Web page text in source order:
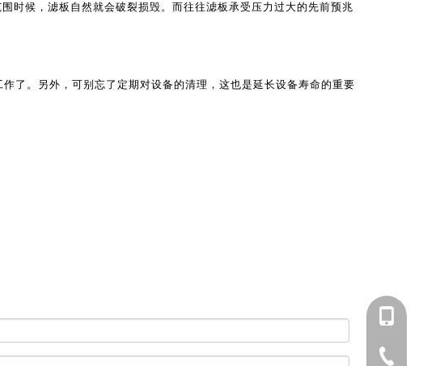
候，滤板自然就会破裂损毁。而往往滤板承受压力过大的先前预兆
了。另外，可别忘了定期对设备的清理，这也是延长设备寿命的重要
0523-